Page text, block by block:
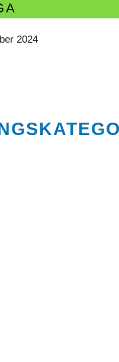
2024